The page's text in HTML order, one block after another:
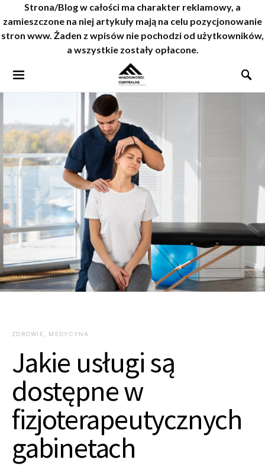
Strona/Blog w całości ma charakter reklamowy, a
zamieszczone na niej artykuły mają na celu pozycjonowanie
stron www. Żaden z wpisów nie pochodzi od użytkowników,
a wszystkie zostały opłacone.
ZDROWIE, MEDYCYNA
Jakie usługi są
dostępne w
fizjoterapeutycznych
gabinetach